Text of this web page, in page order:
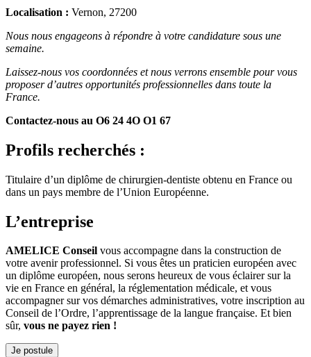
Localisation : Vernon, 27200
Nous nous engageons à répondre à votre candidature sous une
semaine.
Laissez-nous vos coordonnées et nous verrons ensemble pour vous
proposer d’autres opportunités professionnelles dans toute la
France.
Contactez-nous au O6 24 4O O1 67
Profils recherchés :
Titulaire d’un diplôme de chirurgien-dentiste obtenu en France ou
dans un pays membre de l’Union Européenne.
L’entreprise
AMELICE Conseil vous accompagne dans la construction de
votre avenir professionnel. Si vous êtes un praticien européen avec
un diplôme européen, nous serons heureux de vous éclairer sur la
vie en France en général, la réglementation médicale, et vous
accompagner sur vos démarches administratives, votre inscription au
Conseil de l’Ordre, l’apprentissage de la langue française. Et bien
sûr, vous ne payez rien !
Je postule